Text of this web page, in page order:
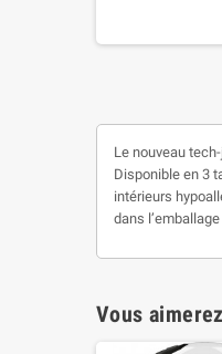
Le nouveau
Disponible en 3
intérieurs
dans
Vous